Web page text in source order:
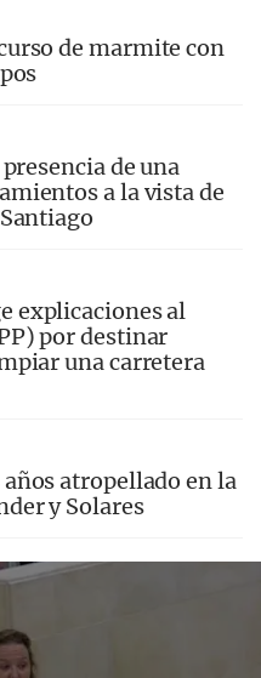
de marmite con
de una
a la vista de
explicaciones al
por destinar
una carretera
atropellado en la
y Solares